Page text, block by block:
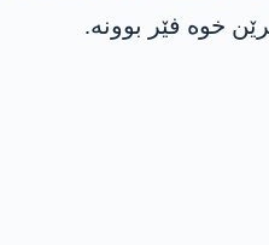
خوە فێر بوونە.